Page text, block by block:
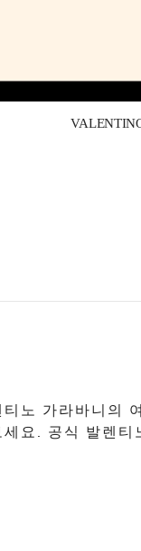
티노 가라바니의
세요. 공식 발렌티